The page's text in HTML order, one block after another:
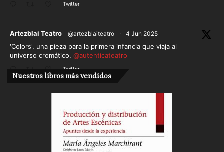
Twitter
Artezblai Teatro @artezblaiteatro · 4 Jun 2025
'Colors', una pieza para la primera infancia que viaja al
universo cromático. @autenticateatro
Twitter
Cargar más
Nuestros libros más vendidos